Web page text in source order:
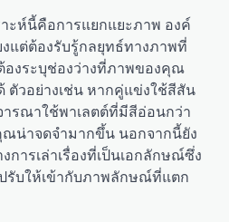
ะห์นี้คือการแยกแยะภาพ องค์
แต่ต้องรับรู้กลยุทธ์ทางภาพที่
องระบุช่องว่างที่ภาพของคุณ
ตัวอย่างเช่น หากคู่แข่งใช้สีสัน
รณาใช้พาเลตต์ที่มีสีอ่อนกว่า
น่าจดจำมากขึ้น นอกจากนี้ยัง
ารเล่าเรื่องที่เป็นเอกลักษณ์ซึ่ง
บให้เข้ากับภาพลักษณ์ที่แตก